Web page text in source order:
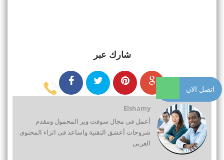
شارك عبر
Elshamy
أعمل فى مجال سوفت وير المحمول ومقدم
شروحات أعشق التقنية واساعد فى اثراء المحتوى
العربى
اتصل الان